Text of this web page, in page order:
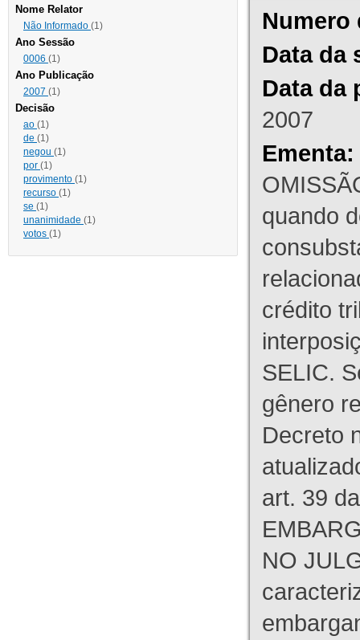
Nome Relator
Não Informado (1)
Ano Sessão
0006 (1)
Ano Publicação
2007 (1)
Decisão
ao (1)
de (1)
negou (1)
por (1)
provimento (1)
recurso (1)
se (1)
unanimidade (1)
votos (1)
Numero
Data da
Data da
2007
Ementa:
quando
crédito
SELIC.
gênero
Decreto
art. 39
NO